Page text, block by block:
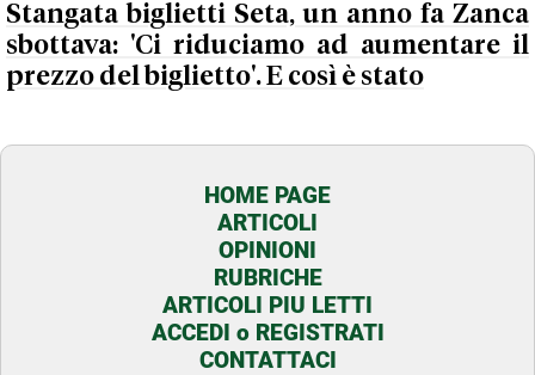
Stangata biglietti Seta, un anno fa Zanca
sbottava: 'Ci riduciamo ad aumentare il
prezzo del biglietto'. E così è stato
HOME PAGE
ARTICOLI
OPINIONI
RUBRICHE
ARTICOLI PIU LETTI
ACCEDI o REGISTRATI
CONTATTACI